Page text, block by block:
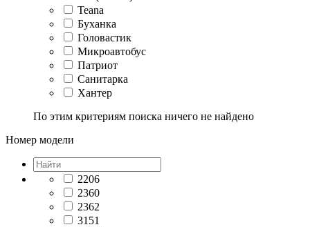
Teana
Буханка
Головастик
Микроавтобус
Патриот
Санитарка
Хантер
По этим критериям поиска ничего не найдено
Номер модели
2206
2360
2362
3151